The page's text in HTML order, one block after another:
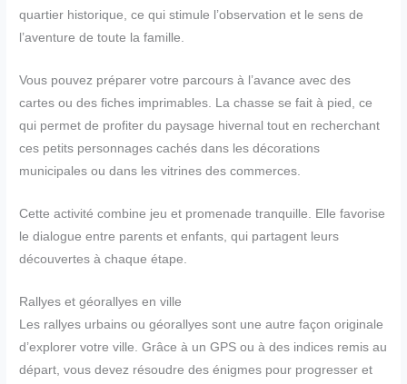
quartier historique, ce qui stimule l’observation et le sens de
l’aventure de toute la famille.
Vous pouvez préparer votre parcours à l’avance avec des
cartes ou des fiches imprimables. La chasse se fait à pied, ce
qui permet de profiter du paysage hivernal tout en recherchant
ces petits personnages cachés dans les décorations
municipales ou dans les vitrines des commerces.
Cette activité combine jeu et promenade tranquille. Elle favorise
le dialogue entre parents et enfants, qui partagent leurs
découvertes à chaque étape.
Rallyes et géorallyes en ville
Les rallyes urbains ou géorallyes sont une autre façon originale
d’explorer votre ville. Grâce à un GPS ou à des indices remis au
départ, vous devez résoudre des énigmes pour progresser et